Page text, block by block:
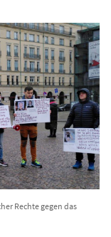
Rechte gegen das